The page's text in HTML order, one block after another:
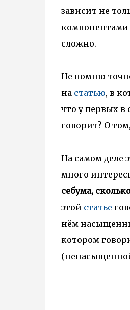
зависит не
компонентами
сложно.
Не помню
на статью, в
что у первых в
говорит? О
На самом деле
много
себума,
этой статье
нём
котором